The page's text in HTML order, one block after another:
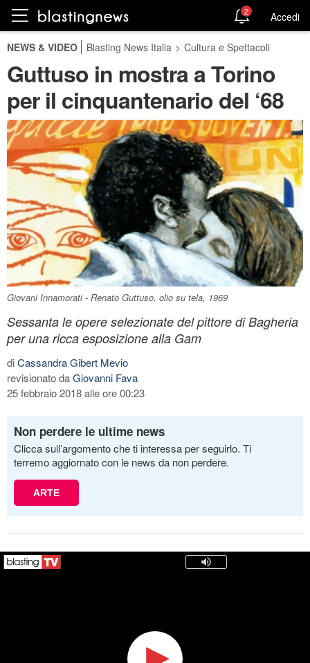
2 Accedi
NEWS & VIDEO Blasting News Italia > Cultura e Spettacoli
Guttuso in mostra a Torino
per il cinquantenario del ‘68
Giovani Innamorati - Renato Guttuso, olio su tela, 1969
Sessanta le opere selezionate del pittore di Bagheria
per una ricca esposizione alla Gam
diCassandra Gibert Mevio
revisionato daGiovanni Fava
25 febbraio 2018 alle ore 00:23
Non perdere le ultime news
Clicca sull’argomento che ti interessa per seguirlo. Ti
terremo aggiornato con le news da non perdere.
ARTE